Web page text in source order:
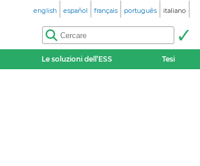
english español français português italiano
Le soluzioni dell’ESS Tesi